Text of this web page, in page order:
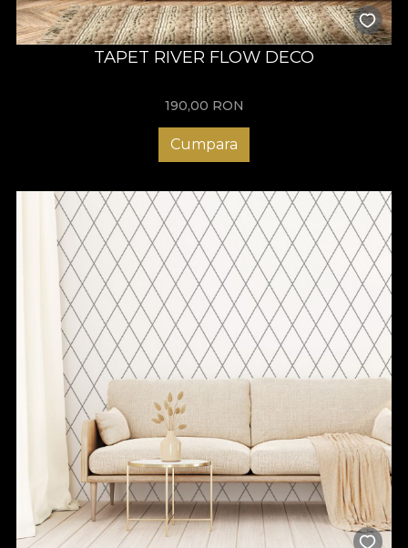
TAPET RIVER FLOW DECO
190,00 RON
Cumpara